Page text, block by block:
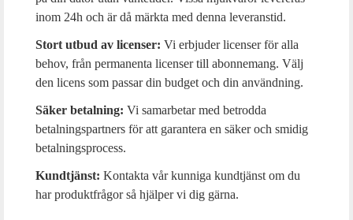
inom 24h och är då märkta med denna leveranstid.
Stort utbud av licenser: Vi erbjuder licenser för alla
behov, från permanenta licenser till abonnemang. Välj
den licens som passar din budget och din användning.
Säker betalning: Vi samarbetar med betrodda
betalningspartners för att garantera en säker och smidig
betalningsprocess.
Kundtjänst: Kontakta vår kunniga kundtjänst om du
har produktfrågor så hjälper vi dig gärna.